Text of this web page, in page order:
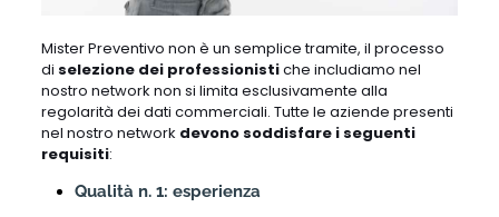
Mister Preventivo non è un semplice tramite, il processo
di selezione dei professionistiche includiamo nel
nostro network non si limita esclusivamente alla
regolarità dei dati commerciali. Tutte le aziende presenti
nel nostro network devono soddisfare i seguenti
requisiti:
Qualità n. 1: esperienza